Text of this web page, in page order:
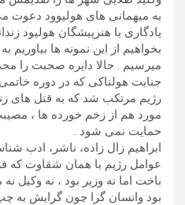
به میهمانی های هولیوود دعوت
یادگاری با هنرپیشگان هولیود
بخواهیم از این نمونه ها
میرسیم . حالا دایره صحبت را
جنایت هولناکی که در دوره
رژیم مرتکب شد که به قتل های
مورد هم از زخم خورده ها ،
حمایت نمی شود .
ابراهیم زال زاده، ناشر، ادب
عوامل رژیم با همان شقاوت که
باخت اما نه وزیر بود ، نه وکیل
بود وانسان گرا چون گرایش به